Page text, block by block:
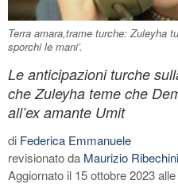
Terra amara,trame turche: Zuleyha
sporchi le mani’.
Le anticipazioni turche
che Zuleyha teme che
all’ex amante Umit
di Federica Emmanuele
revisionato da Maurizio Ribechini
Aggiornato il 15 ottobre 2023